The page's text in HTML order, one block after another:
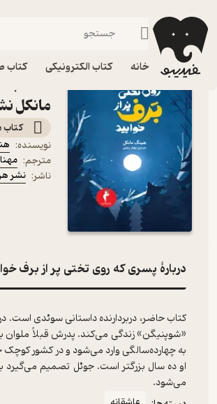
خانه کتاب الکترونیکی کتاب
فیدیبو کتاب الکترونیکی
مانکل
نویسنده:
مترجم:
ناشر: نشر
دربارۀ پسری که روی تختی پر از برف
کتاب حاضر، دربردارنده داستانی سوئدی
«شوپنیگن» زندگی می‌کند. پدرش قبلاً ملوان
به چهارده‌سالگی وارد می‌شود و در کشور
او ده سال بزرگتر است. جوئل تصمیم
می‌شود.